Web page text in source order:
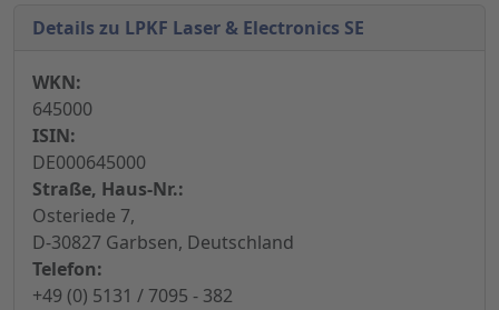
Details zu LPKF Laser & Electronics SE
WKN:
645000
ISIN:
DE000645000
Straße, Haus-Nr.:
Osteriede 7,
D-30827 Garbsen, Deutschland
Telefon:
+49 (0) 5131 / 7095 - 382